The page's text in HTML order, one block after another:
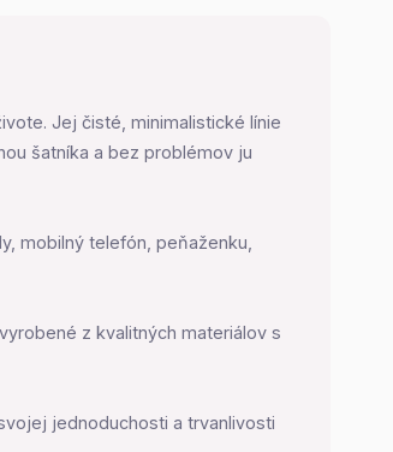
Jej čisté, minimalistické línie
šatníka a bez problémov ju
mobilný telefón, peňaženku,
z kvalitných materiálov s
jednoduchosti a trvanlivosti